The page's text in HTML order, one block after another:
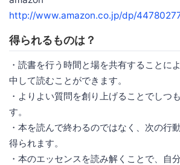
http://www.amazon.co.jp/dp/
得られるものは？
・読書を行う時間と場を共有することに
中して読むことができます。
・よりよい質問を創り上げることでしつ
す。
・本を読んで終わるのではなく、次の行
得られます。
・本のエッセンスを読み解くことで、自